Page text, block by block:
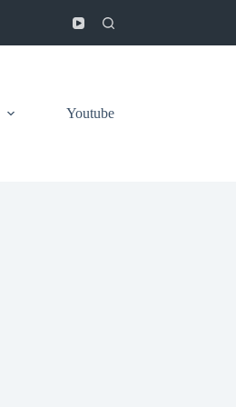
Youtube